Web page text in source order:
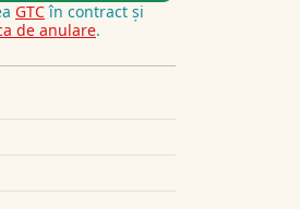
GTCîn contract și
de anulare.